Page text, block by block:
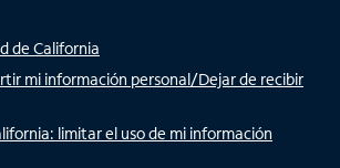
de California
mi información personal/Dejar de recibir
limitar el uso de mi información